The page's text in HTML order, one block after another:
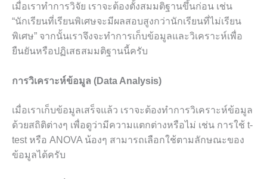
เมื่อเราทำการวิจัย เราจะต้องตั้งสมมติฐานขึ้นก่อน เช่น
“นักเรียนที่เรียนพิเศษจะมีผลสอบสูงกว่านักเรียนที่ไม่เรียน
พิเศษ” จากนั้นเราจึงจะทำการเก็บข้อมูลและวิเคราะห์เพื่อ
ยืนยันหรือปฏิเสธสมมติฐานนี้ครับ
การวิเคราะห์ข้อมูล (Data Analysis)
เมื่อเราเก็บข้อมูลเสร็จแล้ว เราจะต้องทำการวิเคราะห์ข้อมูล
ด้วยสถิติต่างๆ เพื่อดูว่ามีความแตกต่างหรือไม่ เช่น การใช้ t-
test หรือ ANOVA น้องๆ สามารถเลือกใช้ตามลักษณะของ
ข้อมูลได้ครับ